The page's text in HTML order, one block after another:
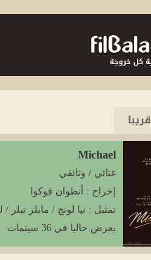
قريبا
Michael
غنائي / وثائقي
إخراج : أنطوان فوكوا
تمثيل : نيا لونج / مايلز
يعرض حاليا في 36 سينمات